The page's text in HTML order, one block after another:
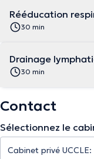
Rééducation
30 min
Drainage
30 min
Contact
Sélectionnez le